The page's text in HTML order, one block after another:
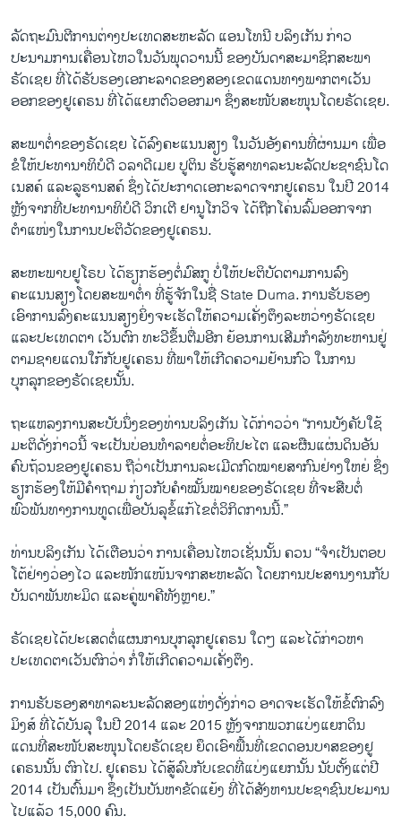
ລາຍງານ
ພາສາຕ່າງໆ
ລັດຖະມົນຕີການຕ່າງປະເທດສະຫະລັດ ແອນໂທນີ ບລິງເກັນ ກ່າວ
ປະນາມການເຄື່ອນໄຫວໃນວັນພຸດວານນີ້ ຂອງບັນດາສະມາຊິກສະພາ
ຣັດເຊຍ ທີ່ໄດ້ຮັບຮອງເອກະລາດຂອງສອງເຂດແດນທາງພາກຕາເວັນ
ອອກຂອງຢູເຄຣນ ທີ່ໄດ້ແຍກຕົວອອກມາ ຊຶ່ງສະໜັບສະໜຸນໂດຍຣັດເຊຍ.
ສະພາຕ່ຳຂອງຣັດເຊຍ ໄດ້ລົງຄະແນນສຽງ ໃນວັນອັງຄານທີ່​ຜ່ານມ​າ ເພື່ອ
ຂໍໃຫ້ປະທານາທິບໍດີ ວລາດີເມຍ ປູຕິນ ຮັບ​ຮູ້ສາທາລະນະລັດປະຊາຊົນໂດ
ເນສຄ໌ ແລະລູຮານສຄ໌ ຊຶ່ງໄດ້ປະກາດເອກະລາດຈາກຢູເຄຣນ ໃນປີ 2014
ຫຼັງຈາກທີ່ປະທານາທິບໍດີ ວິກເຕີ ຢານູໂກວິຈ ໄດ້ຖືກໂຄ່ນລົ້ມອອກຈາກ
ຕຳແໜ່ງໃນການປະຕິວັດຂອງຢູເຄຣນ.
ສະຫະພາບຢູໂຣບ ໄດ້ຮຽກຮ້ອງຕໍ່ມົສກູ ບໍ່ໃຫ້ປະຕິບັດຕາມການລົງ
ຄະແນນສຽງໂດຍສະພາຕ່ຳ ທີ່ຮູ້ຈັກໃນ​ຊື່ State Duma. ການຮັບຮອງ
ເອົາການລົງຄະແນນສຽງຍິ່ງຈະເຮັດໃຫ້ຄວາມເຄັ່ງຕຶງລະຫວ່າງຣັດເຊຍ
ແລະປະເທດຕາ ເວັນຕົກ ທະວີຂຶ້ນຕື່ມອີກ ຍ້ອນການເສີມກຳລັງທະຫານຢູ່
ຕາມຊາຍແດນໃກ້ກັບຢູເຄຣນ ທີ່ພາໃຫ້ເກີດຄວາມຢ້ານກົວ ໃນການ
ບຸກລຸກຂອງຣັດເຊຍນັ້ນ.
ຖະແຫລງການສະບັບນຶ່ງຂອງທ່ານບລິງເກັນ ໄດ້ກ່າວວ່າ “ການບັງຄັບໃຊ້
ມະຕິດັ່ງກ່າວນີ້ ຈະເປັນບ່ອນທຳລາຍຕໍ່ອະທິປະໄຕ ແລະຜືນແຜ່ນດິນອັນ
ຄົບຖ້ວນຂອງຢູເຄຣນ ຖືວ່າເປັນການລະເມີດກົດໝາຍສາກົນຢ່າງໃຫຍ່ ຊຶ່ງ
ຮຽກຮ້ອງໃຫ້ມີຄຳຖາມ ກ່ຽວກັບຄຳໝັ້ນໝາຍຂອງຣັດເຊຍ ທີ່ຈະສືບຕໍ່
ພົວພັນທາງການທູດເພື່ອບັນລຸຂໍ້ແກ້ໄຂຕໍ່ວິກິດການນີ້.”
ທ່ານບລິງເກັນ ໄດ້ເຕືອນວ່າ ການເຄື່ອນໄຫວເຊັ່ນນັ້ນ ຄວນ “ຈຳເປັນຕອບ
ໂຕ້ຢ່າງວ່ອງໄວ ແລະໜັກແໜ້ນຈາກສະຫະລັດ ໂດຍການປະສານງານກັບ
ບັນດາພັນທະມິດ ແລະຄູ່ພາຄີທັງຫຼາຍ.”
ຣັດເຊຍໄດ້ປະເສດຕໍ່ແຜນການບຸກລຸກຢູເຄຣນ ໃດໆ ແລະໄດ້ກ່າວຫາ
ປະເທດຕາເວັນຕົກວ່າ ກໍ່ໃຫ້ເກີດຄວາມເຄັ່ງຕຶງ.
ການຮັບຮອງສາທາລະນະລັດສອງແຫ່ງດັ່ງກ່າວ ອາດຈະເຮັດໃຫ້ຂໍ້ຕົກລົງ
ມິງສ໌ ທີ່ໄດ້ບັນລຸ ໃນປີ 2014 ແລະ 2015 ຫຼັງຈາກພວກແບ່ງແຍກດິນ
ແດນທີ່ສະໜັບສະໜຸນໂດຍຣັດເຊຍ ຍຶດເອົາພື້ນທີ່ເຂດດອນບາສຂອງຢູ
ເຄຣນນັ້ນ ຕົກໄປ. ຢູເຄຣນ ໄດ້ສູ້ລົບກັບເຂດທີ່ແບ່ງແຍກນັ້ນ ນັບຕັ້ງແຕ່ປີ
2014 ເປັນຕົ້ນມາ ຊຶ່ງເປັນບັນຫາຂັດແຍ້ງ ທີ່ໄດ້ສັງຫານປະຊາຊົນປະມານ
ໄປ​ແລ້ວ 15,000 ຄົນ.